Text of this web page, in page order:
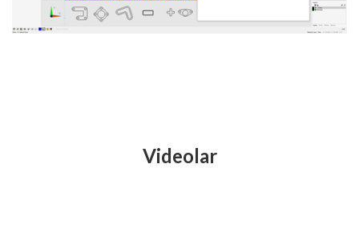
Videolar